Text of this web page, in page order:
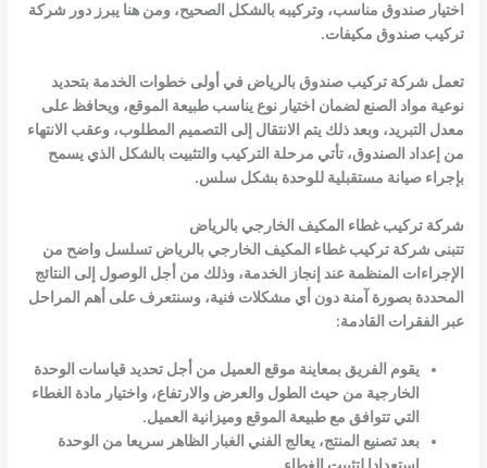
اختيار صندوق مناسب، وتركيبه بالشكل الصحيح، ومن هنا يبرز دور شركة
تركيب صندوق مكيفات.
تعمل شركة تركيب صندوق بالرياض في أولى خطوات الخدمة بتحديد
نوعية مواد الصنع لضمان اختيار نوع يناسب طبيعة الموقع، ويحافظ على
معدل التبريد، وبعد ذلك يتم الانتقال إلى التصميم المطلوب، وعقب الانتهاء
من إعداد الصندوق، تأتي مرحلة التركيب والتثبيت بالشكل الذي يسمح
بإجراء صيانة مستقبلية للوحدة بشكل سلس.
شركة تركيب غطاء المكيف الخارجي بالرياض
تتبنى شركة تركيب غطاء المكيف الخارجي بالرياض تسلسل واضح من
الإجراءات المنظمة عند إنجاز الخدمة، وذلك من أجل الوصول إلى النتائج
المحددة بصورة آمنة دون أي مشكلات فنية، وسنتعرف على أهم المراحل
عبر الفقرات القادمة:
يقوم الفريق بمعاينة موقع العميل من أجل تحديد قياسات الوحدة
الخارجية من حيث الطول والعرض والارتفاع، واختيار مادة الغطاء
التي تتوافق مع طبيعة الموقع وميزانية العميل.
بعد تصنيع المنتج، يعالج الفني الغبار الظاهر سريعا من الوحدة